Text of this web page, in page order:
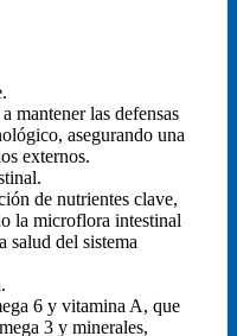
mantener las defensas
asegurando una
externos.
de nutrientes clave,
la microflora intestinal
salud del sistema
6 y vitamina A, que
3 y minerales,